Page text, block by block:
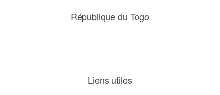
République du Togo
Liens utiles